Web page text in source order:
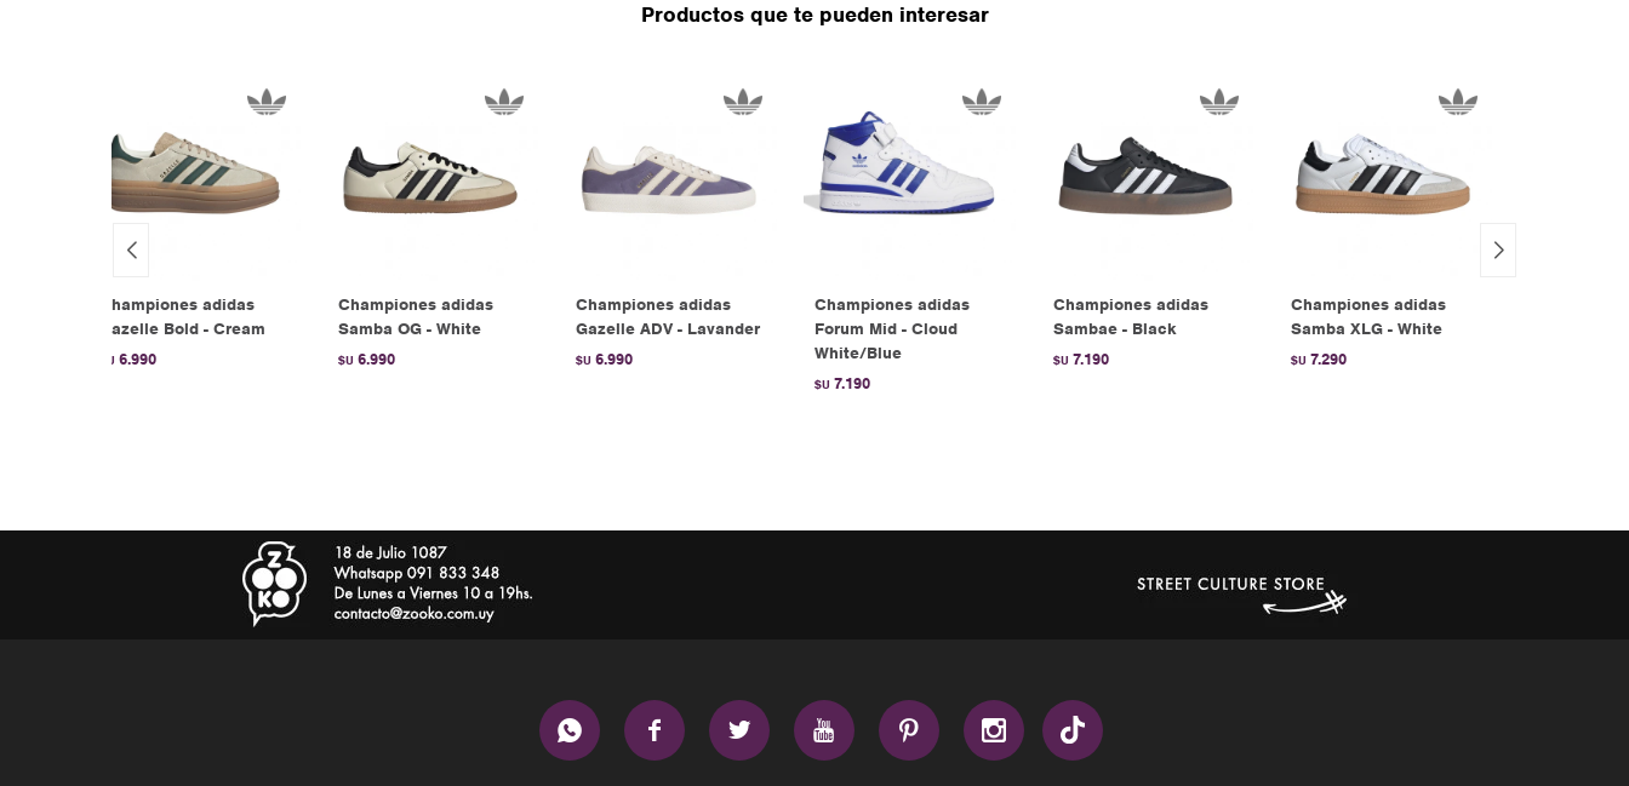
Productos que te pueden interesar
Championes adidas
Gazelle Bold - Cream
$U 6.990
Championes adidas
Samba OG - White
$U 6.990
Championes adidas
Gazelle ADV - Lavander
$U 6.990
Championes adidas
Forum Mid - Cloud
White/Blue
$U 7.190
Championes adidas
Sambae - Black
$U 7.190
Championes adidas
Samba XLG - White
$U 7.290
     